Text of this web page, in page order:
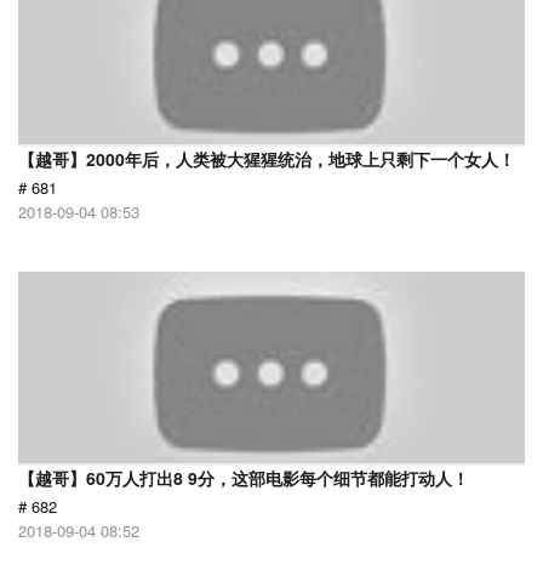
【越哥】2000年后，人类被大猩猩统治，地球上只剩下一个女人！
# 681
2018-09-04 08:53
【越哥】60万人打出8 9分，这部电影每个细节都能打动人！
# 682
2018-09-04 08:52